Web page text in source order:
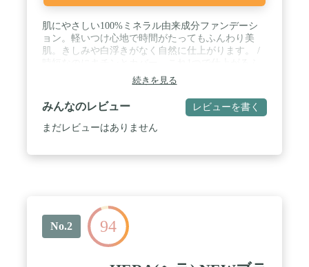
肌にやさしい100%ミネラル由来成分ファンデーシ
ョン。軽いつけ心地で時間がたってもふんわり美
肌。きしみや白浮きがなく自然に仕上がります。 /
んわり美肌。シミ・色ムラをしっかりカバーしま
す。1つで6役! スキンケア・化粧下地・ファンデー
ション・UVカット・コンシーラー・フィニッシュ
パウダーがこれ1つで完結します。 / クレンジング
不要で、洗顔料で落とせます。こだわり抜いた無添
続きを見る
みんなのレビュー レビューを書く
まだレビューはありません
No.2 94